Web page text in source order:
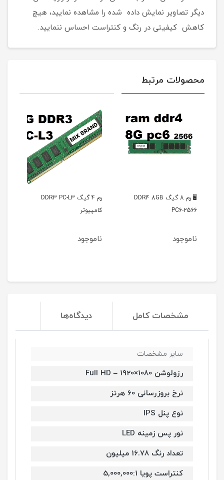
دیگر تصاویر نمایش داده ‌شده را مشاهده نمایید، هیچ
کاهش کیفیتی در رنگ و کنتراست احساس ننمایید.
محصولات مرتبط
🖥️ رم 8 گیگ DDR4 8GB
PC6-2566
ناموجود
رم 4 گیگ DDR3 PC-L3
کامپیوتر
ناموجود
مشخصات کامل دیدگاه‌ها
سایر مشخصات
رزولوشن 1080×1920 – Full HD
نرخ بروزرسانی 60 هرتز
نوع پنل IPS
نور پس زمینه LED
تعداد رنگ 16.78 میلیون
کنتراست پویا 5,000,000:1